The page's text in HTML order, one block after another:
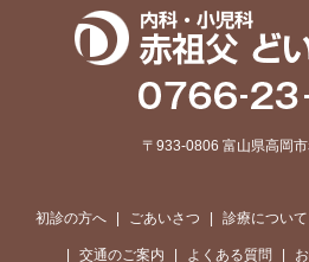
〒933-0806 富山県高岡
初診の方へ ごあいさつ 診療について
交通のご案内 よくある質問